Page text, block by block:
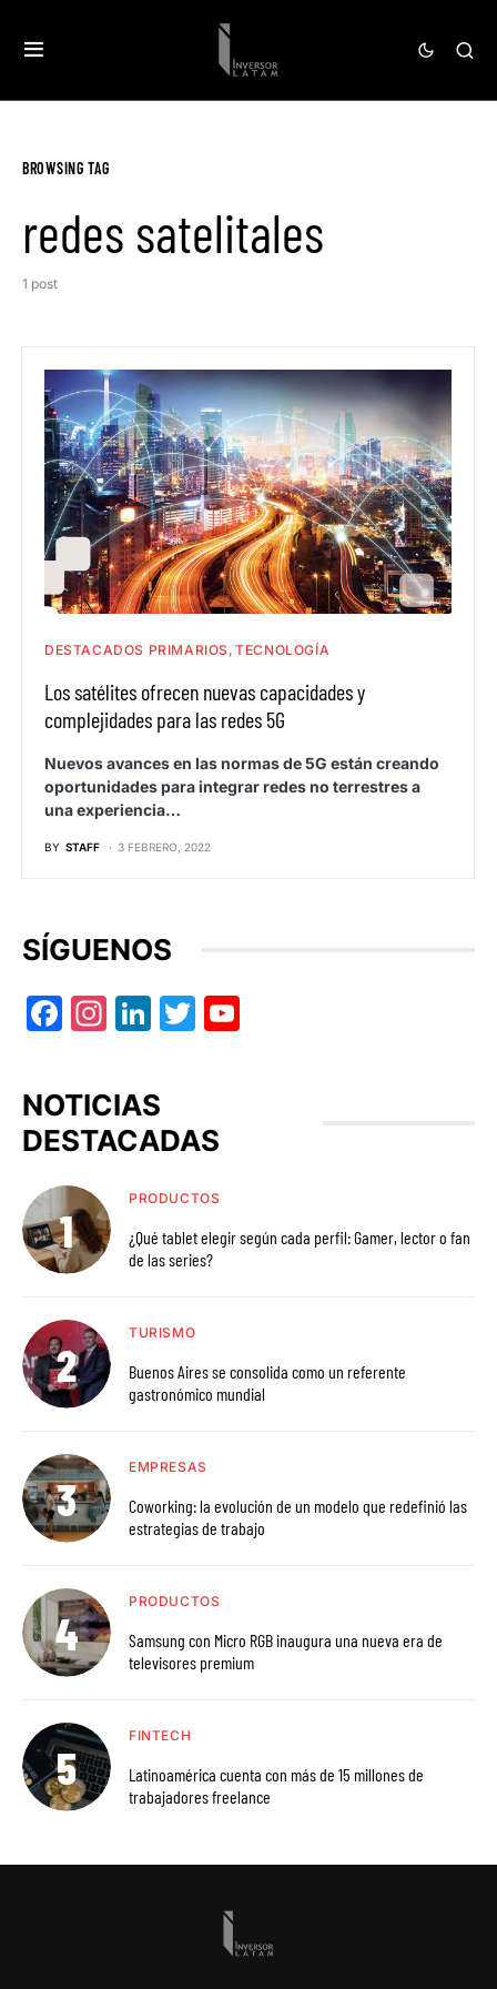
BROWSING TAG
redes satelitales
1 post
DESTACADOS PRIMARIOS TECNOLOGÍA
Los satélites ofrecen nuevas capacidades y
complejidades para las redes 5G
Nuevos avances en las normas de 5G están creando
oportunidades para integrar redes no terrestres a
una experiencia…
BY STAFF 3 FEBRERO, 2022
SÍGUENOS
Facebook
Instagram
LinkedIn
Twitter
NOTICIAS
DESTACADAS
PRODUCTOS
¿Qué tablet elegir según cada perfil: Gamer, lector o fan
de las series?
TURISMO
Buenos Aires se consolida como un referente
gastronómico mundial
EMPRESAS
Coworking: la evolución de un modelo que redefinió las
estrategias de trabajo
PRODUCTOS
Samsung con Micro RGB inaugura una nueva era de
televisores premium
FINTECH
Latinoamérica cuenta con más de 15 millones de
trabajadores freelance